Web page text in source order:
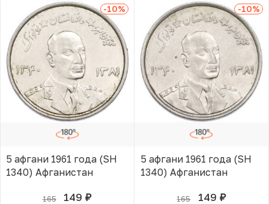
-10%
5 афгани 1961 года (SH
1340) Афганистан
165 149 руб.
В КОРЗИНЕ
-10%
5 афгани 1961 года (SH
1340) Афганистан
165 149 руб.
В КОРЗИНЕ